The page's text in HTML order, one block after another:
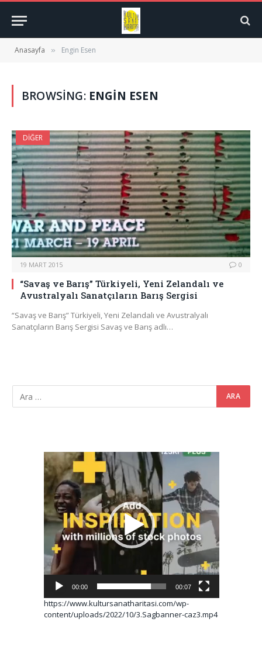
Anasayfa » Engin Esen
BROWSING: ENGIN ESEN
DIĞER
19 MART 2015 0
“Savaş ve Barış” Türkiyeli, Yeni Zelandalı ve
Avustralyalı Sanatçıların Barış Sergisi
“Savaş ve Barış” Türkiyeli, Yeni Zelandalı ve Avustralyalı
Sanatçıların Barış Sergisi Savaş ve Barış adlı…
Video
oynatıcı
00:00 00:07
https://www.kultursanatharitasi.com/wp-
content/uploads/2022/10/3.Sagbanner-caz3.mp4